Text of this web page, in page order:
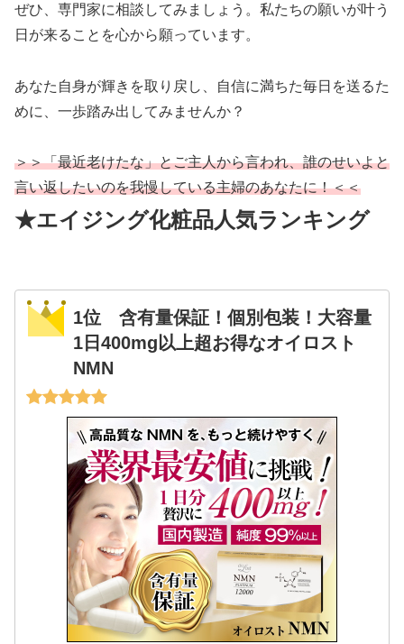
ぜひ、専門家に相談してみましょう。私たちの願いが叶う
日が来ることを心から願っています。
あなた自身が輝きを取り戻し、自信に満ちた毎日を送るた
めに、一歩踏み出してみませんか？
＞＞「最近老けたな」とご主人から言われ、誰のせいよと
言い返したいのを我慢している主婦のあなたに！＜＜
★エイジング化粧品人気ランキング
1位 含有量保証！個別包装！大容量
1日400mg以上超お得なオイロスト
NMN